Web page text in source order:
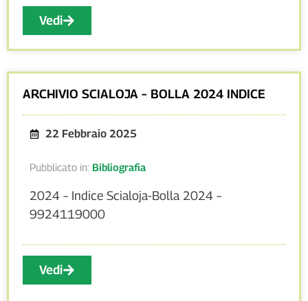
Vedi
ARCHIVIO SCIALOJA – BOLLA 2024 INDICE
22 Febbraio 2025
Pubblicato in: Bibliografia
2024 – Indice Scialoja-Bolla 2024 –
9924119000
Vedi